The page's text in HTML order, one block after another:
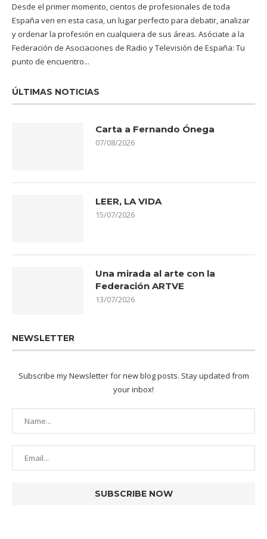
Desde el primer momento, cientos de profesionales de toda
España ven en esta casa, un lugar perfecto para debatir, analizar
y ordenar la profesión en cualquiera de sus áreas. Asóciate a la
Federación de Asociaciones de Radio y Televisión de España: Tu
punto de encuentro...
ÚLTIMAS NOTICIAS
Carta a Fernando Ónega
07/08/2026
LEER, LA VIDA
15/07/2026
Una mirada al arte con la
Federación ARTVE
13/07/2026
NEWSLETTER
Subscribe my Newsletter for new blog posts. Stay updated from
your inbox!